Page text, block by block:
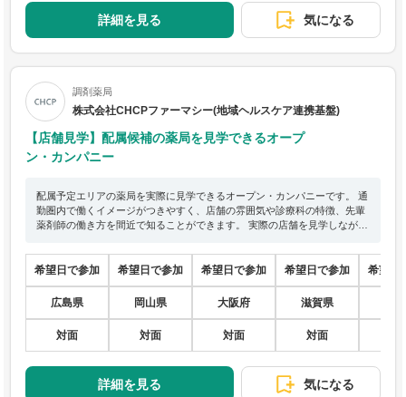
詳細を見る 気になる
調剤薬局
株式会社CHCPファーマシー(地域ヘルスケア連携基盤)
【店舗見学】配属候補の薬局を見学できるオープ
ン・カンパニー
配属予定エリアの薬局を実際に見学できるオープン・カンパニーです。 通
勤圏内で働くイメージがつきやすく、店舗の雰囲気や診療科の特徴、先輩
薬剤師の働き方を間近で知ることができます。 実際の店舗を見学しなが
とができます。 また、シフト表を確認することで、休日の取り方や働き方
も具体的にイメージできます。 薬局で働くリアルな環境を知りたい方、地
希望日で参加
広島県
対面
希望日で参加
岡山県
対面
希望日で参加
大阪府
対面
希望日で参加
滋賀県
対面
希望日
詳細を見る 気になる